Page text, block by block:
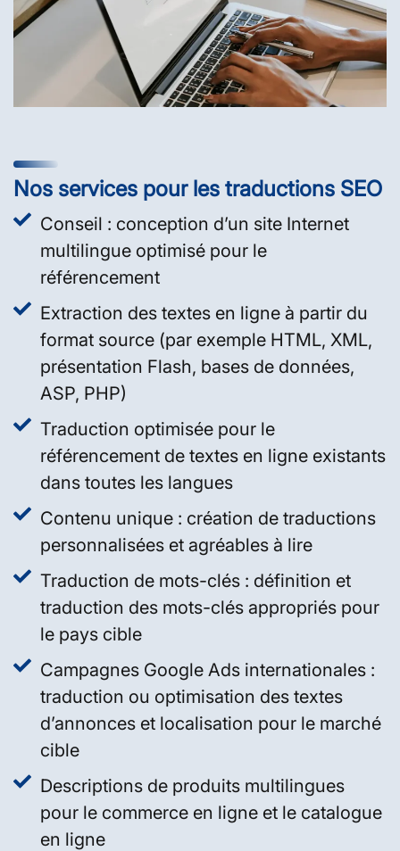
Nos services pour les traductions SEO
Conseil : conception d’un site Internet
multilingue optimisé pour le
référencement
Extraction des textes en ligne à partir du
format source (par exemple HTML, XML,
présentation Flash, bases de données,
ASP, PHP)
Traduction optimisée pour le
référencement de textes en ligne existants
dans toutes les langues
Contenu unique : création de traductions
personnalisées et agréables à lire
Traduction de mots-clés : définition et
traduction des mots-clés appropriés pour
le pays cible
Campagnes Google Ads internationales :
traduction ou optimisation des textes
d’annonces et localisation pour le marché
cible
Descriptions de produits multilingues
pour le commerce en ligne et le catalogue
en ligne